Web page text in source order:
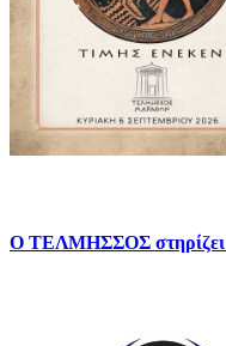
Ο ΤΕΛΜΗΣΣΟΣ στηρίζει